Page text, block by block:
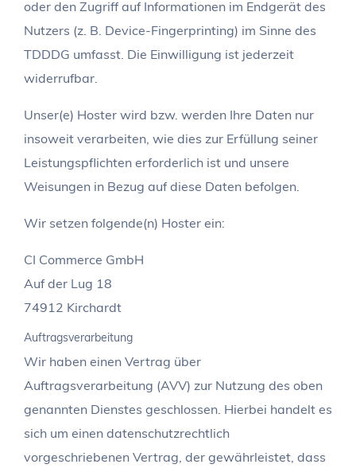
oder den Zugriff auf Informationen im Endgerät des
Nutzers (z. B. Device-Fingerprinting) im Sinne des
TDDDG umfasst. Die Einwilligung ist jederzeit
widerrufbar.
Unser(e) Hoster wird bzw. werden Ihre Daten nur
insoweit verarbeiten, wie dies zur Erfüllung seiner
Leistungspflichten erforderlich ist und unsere
Weisungen in Bezug auf diese Daten befolgen.
Wir setzen folgende(n) Hoster ein:
CI Commerce GmbH
Auf der Lug 18
74912 Kirchardt
Auftragsverarbeitung
Wir haben einen Vertrag über
Auftragsverarbeitung (AVV) zur Nutzung des oben
genannten Dienstes geschlossen. Hierbei handelt es
sich um einen datenschutzrechtlich
vorgeschriebenen Vertrag, der gewährleistet, dass